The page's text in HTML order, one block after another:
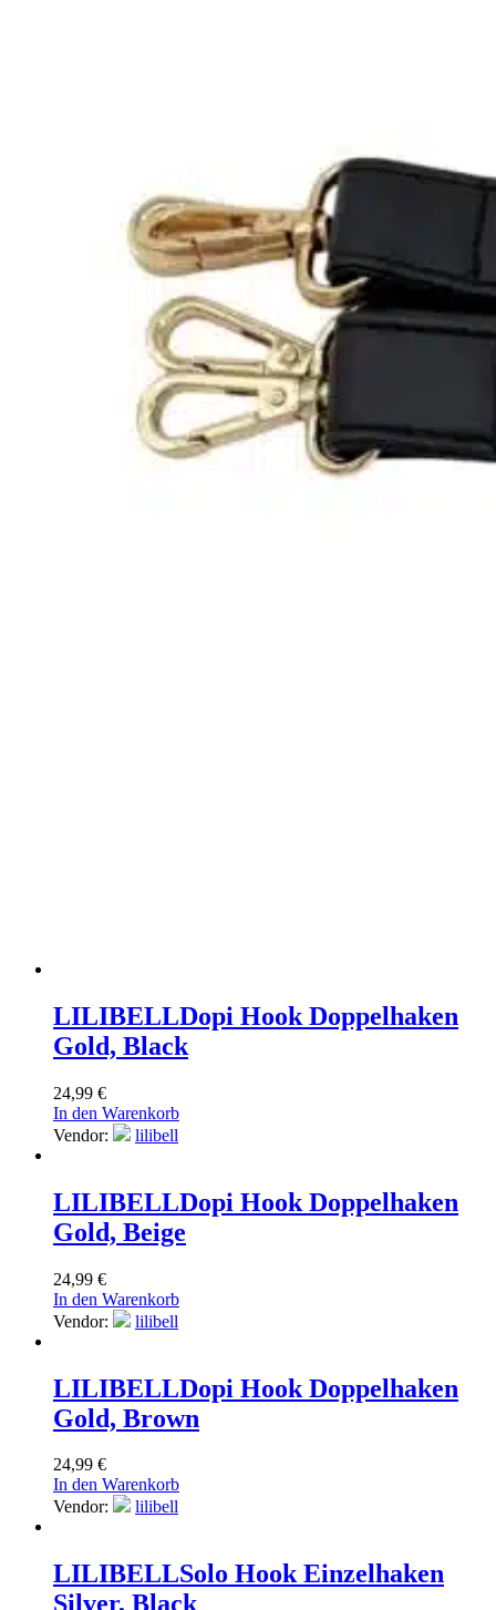
LILIBELLDopi Hook Doppelhaken
Gold, Black
24,99 €
In den Warenkorb
Vendor:
lilibell
LILIBELLDopi Hook Doppelhaken
Gold, Beige
24,99 €
In den Warenkorb
Vendor:
lilibell
LILIBELLDopi Hook Doppelhaken
Gold, Brown
24,99 €
In den Warenkorb
Vendor:
lilibell
LILIBELLSolo Hook Einzelhaken
Silver, Black